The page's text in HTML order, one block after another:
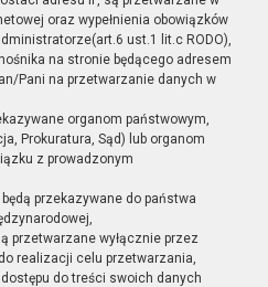
oraz wypełnienia obowiązków
ust.1 lit.c RODO),
na stronie będącego adresem
Pani na przetwarzanie danych w
organom państwowym,
Prokuratura, Sąd) lub organom
z prowadzonym
przekazywane do państwa
przetwarzane wyłącznie przez
realizacji celu przetwarzania,
do treści swoich danych